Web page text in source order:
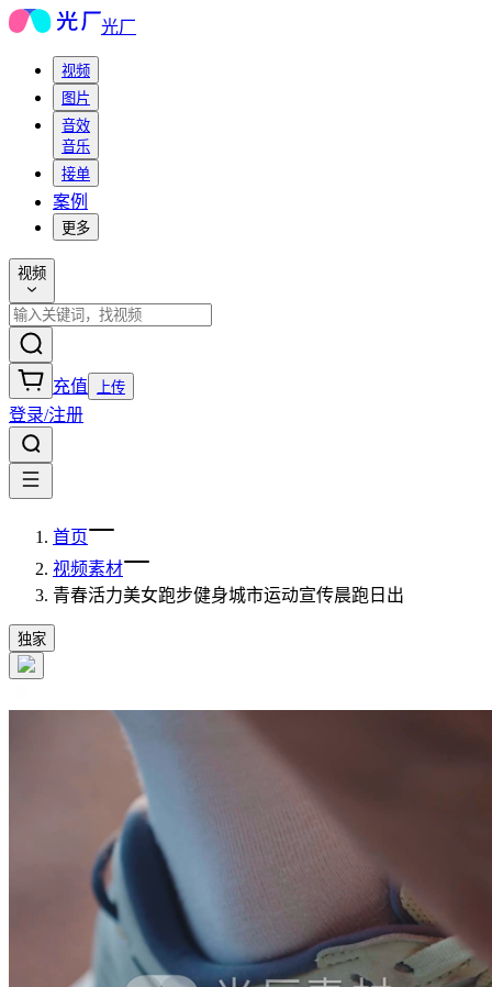
光厂
视频
图片
音效
音乐
接单
案例
更多
视频
充值 上传
登录/注册
首页
视频素材
青春活力美女跑步健身城市运动宣传晨跑日出
独家